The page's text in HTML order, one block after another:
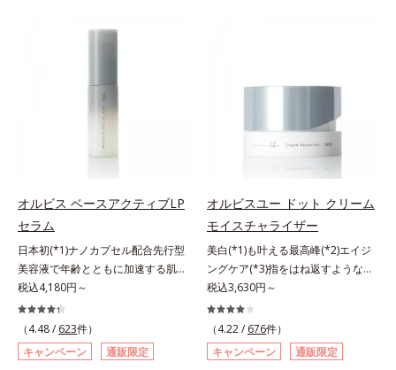
計で、あなたのエイジングケアを応
シュ除く）*2 オルビス内スキンケ
アシリーズの保湿力*3 年齢に応じ
たお手入れのこと*4 うるおいによ
る*5 乾燥、ハリ・ツヤのなさ
*6 乾燥による*7 保湿成分*8
キス配合＝うるおいを与えハリと透
明感に満ちた肌へ導く保湿成分*9
メマツヨイグサ抽出液、スイカズラ
エキス配合＝角層のすみずみまで水
分・油分を保ち、ハリ・ツヤを与え
る保湿成分*10 気持ちのことアレ
ルギーテスト済＝全ての方にアレル
ギーが起こらないということではあ
りません。
こらないということではありませ
(*3)をクレンジングに搭載すること
に成功。毛穴よりはるかに小さい超
微粒子とオイルが肌と汚れの間に入
り込み、小さくばらけて肌表面にう
することを防止し、細かい毛穴汚れ
をごっそりするん！角栓溶解オイル
(*4)が詰まりや黒ずみも溶かして、
毛穴の目立ちにくいすべすべ肌に洗
い上げます。大人肌のためのくすみ
(*5)を晴らすアプローチによって圧
巻の洗浄力と保湿力を叶え、毛穴目
立ち(*6)や乾燥によるくすみをケア
し、毎日のメイクが楽しくなる晴れ
よる小ジワを目立たなくし、ハリ感
みなぎる目元を目指します。*1 レ
チノール配合＝保湿成分*2 パルミ
トイルトリペプチド－5配合＝保湿
（フィトステリル/オクチルドデシ
ル）配合＝保湿成分*4 角層まで
オルビス ベースアクティブLP
セラム
日本初(*1)ナノカプセル配合先行型
美容液で年齢とともに加速する肌悩
み(*2)にブレーキを。スキンケアの
打ち止め感に。年齢とともに加速す
る肌悩み(*2)にブレーキをかけ、化
粧水前の土台(*3)づくりで、うるお
いに満ち満ちた内側から弾むような
税込4,180円～
（4.48 / 623件）
キャンペーン
通販限定
オルビスユー ドット クリーム
モイスチャライザー
美白(*1)も叶える最高峰(*2)エイジ
ングケア(*3)指をはね返すような弾
力感が宿るハリ感 濃密フィットク
リーム。ハリも透明感(*4)も結果主
義。年齢サイン(*5)の因子に着目し
た肌科学エイジングケア(*3)シリー
ズ。オルビスユー ドットシリーズ
税込3,630円～
（4.22 / 676件）
キャンペーン
通販限定